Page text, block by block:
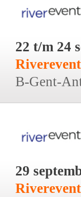
22 t/m 24
B-Gent-
29